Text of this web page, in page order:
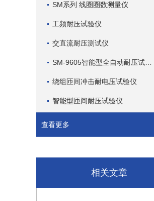
SM系列 线圈圈数测量仪
工频耐压试验仪
交直流耐压测试仪
绕组匝间冲击耐电压试验仪
智能型匝间耐压试验仪
查看更多
相关文章